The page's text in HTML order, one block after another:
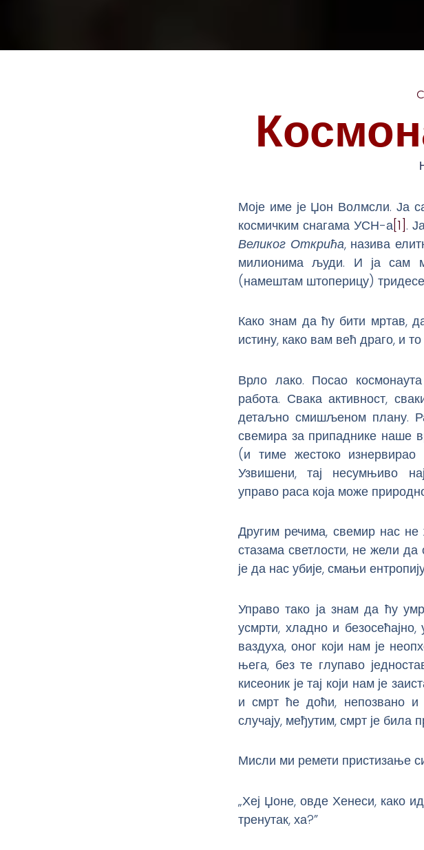
Моје име је Џон Волмсли. Ја
космичким снагама УСН-а[1].
Великог Открића, назива
милионима људи. И ја сам
(намештам штоперицу)
Како знам да ћу бити мртав,
истину, како вам већ драго, и
Врло лако. Посао
работа. Свака активност,
детаљно смишљеном плану.
свемира за припаднике наше
(и тиме жестоко
Узвишени, тај несумњиво
управо раса која може
Другим речима, свемир нас
стазама светлости, не жели
је да нас убије, смањи
Управо тако ја знам да ћу
усмрти, хладно и
ваздуха, оног који нам је
њега, без те глупаво
кисеоник је тај који нам је
и смрт ће доћи, непозвано
случају, међутим, смрт је била
Мисли ми ремети пристизање
„Хеј Џоне, овде Хенеси, како
тренутак, ха?”